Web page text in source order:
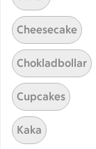
Cheesecake
Chokladbollar
Cupcakes
Kaka